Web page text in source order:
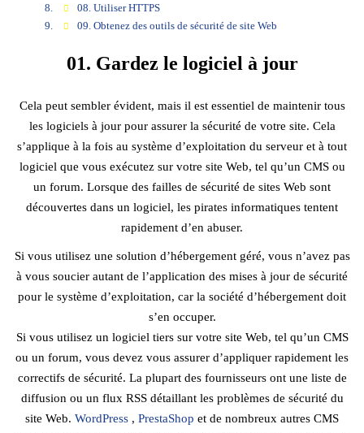
08. Utiliser HTTPS
09. Obtenez des outils de sécurité de site Web
01. Gardez le logiciel à jour
Cela peut sembler évident, mais il est essentiel de maintenir tous
les logiciels à jour pour assurer la sécurité de votre site. Cela
s’applique à la fois au système d’exploitation du serveur et à tout
logiciel que vous exécutez sur votre site Web, tel qu’un CMS ou
un forum. Lorsque des failles de sécurité de sites Web sont
découvertes dans un logiciel, les pirates informatiques tentent
rapidement d’en abuser.
Si vous utilisez une solution d’hébergement géré, vous n’avez pas
à vous soucier autant de l’application des mises à jour de sécurité
pour le système d’exploitation, car la société d’hébergement doit
s’en occuper.
Si vous utilisez un logiciel tiers sur votre site Web, tel qu’un CMS
ou un forum, vous devez vous assurer d’appliquer rapidement les
correctifs de sécurité. La plupart des fournisseurs ont une liste de
diffusion ou un flux RSS détaillant les problèmes de sécurité du
site Web. WordPress , PrestaShop et de nombreux autres CMS